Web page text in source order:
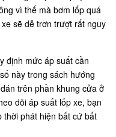
vì thế mà bơm lốp quá
sẽ dễ trơn trượt rất nguy
định mức áp suất cần
này trong sách hướng
trên phần khung cửa ở
dõi áp suất lốp xe, bạn
thời phát hiện bất cứ bất